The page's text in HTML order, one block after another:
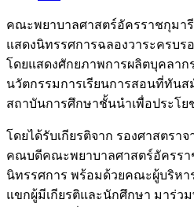
คณะพยาบาลศาสตร์อัครราชกุมา
แสดงนิทรรศการฉลองวาระครบร
โดยแสดงศักยภาพการผลิตบุคลา
นวัตกรรมการเรียนการสอนที่ทัน
สถาบันการศึกษาชั้นนำเพื่อประโ
โดยได้รับเกียรติจาก รองศาสตรา
คณบดีคณะพยาบาลศาสตร์อัครรา
นิทรรศการ พร้อมด้วยคณะผู้บริห
แขกผู้มีเกียรติและนักศึกษา มาร่วม